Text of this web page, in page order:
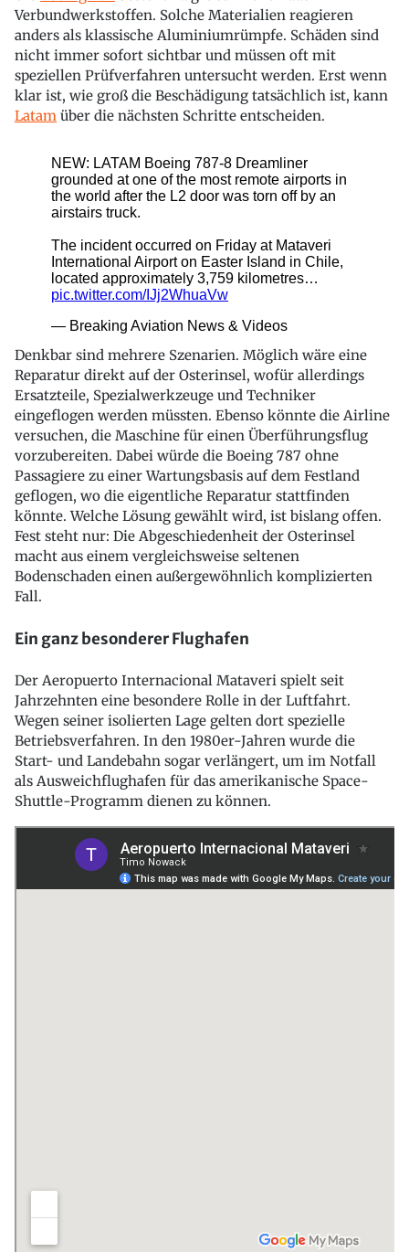
Verbundwerkstoffen. Solche Materialien reagieren
anders als klassische Aluminiumrümpfe. Schäden sind
nicht immer sofort sichtbar und müssen oft mit
speziellen Prüfverfahren untersucht werden. Erst wenn
klar ist, wie groß die Beschädigung tatsächlich ist, kann
Latam über die nächsten Schritte entscheiden.
Denkbar sind mehrere Szenarien. Möglich wäre eine
Reparatur direkt auf der Osterinsel, wofür allerdings
Ersatzteile, Spezialwerkzeuge und Techniker
eingeflogen werden müssten. Ebenso könnte die Airline
versuchen, die Maschine für einen Überführungsflug
vorzubereiten. Dabei würde die Boeing 787 ohne
Passagiere zu einer Wartungsbasis auf dem Festland
geflogen, wo die eigentliche Reparatur stattfinden
könnte. Welche Lösung gewählt wird, ist bislang offen.
Fest steht nur: Die Abgeschiedenheit der Osterinsel
macht aus einem vergleichsweise seltenen
Bodenschaden einen außergewöhnlich komplizierten
Fall.
Ein ganz besonderer Flughafen
Der Aeropuerto Internacional Mataveri spielt seit
Jahrzehnten eine besondere Rolle in der Luftfahrt.
Wegen seiner isolierten Lage gelten dort spezielle
Betriebsverfahren. In den 1980er-Jahren wurde die
Start- und Landebahn sogar verlängert, um im Notfall
als Ausweichflughafen für das amerikanische Space-
Shuttle-Programm dienen zu können.